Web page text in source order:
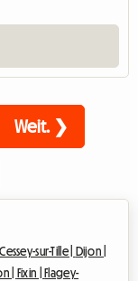
Weit. ❯
Cessey-sur-Tille |
Dijon |
| Fixin |
Flagey-